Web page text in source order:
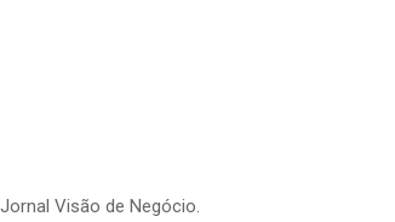
Visão de Negócio.